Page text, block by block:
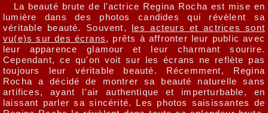
La beauté brute de l'actrice Regina Rocha est mise en
lumière dans des photos candides qui révèlent sa
véritable beauté. Souvent, les acteurs et actrices sont
vu(e)s sur des écrans, prêts à affronter leur public avec
leur apparence glamour et leur charmant sourire.
Cependant, ce qu'on voit sur les écrans ne reflète pas
toujours leur véritable beauté. Récemment, Regina
Rocha a décidé de montrer sa beauté naturelle sans
artifices, ayant l'air authentique et imperturbable, en
laissant parler sa sincérité. Les photos saisissantes de